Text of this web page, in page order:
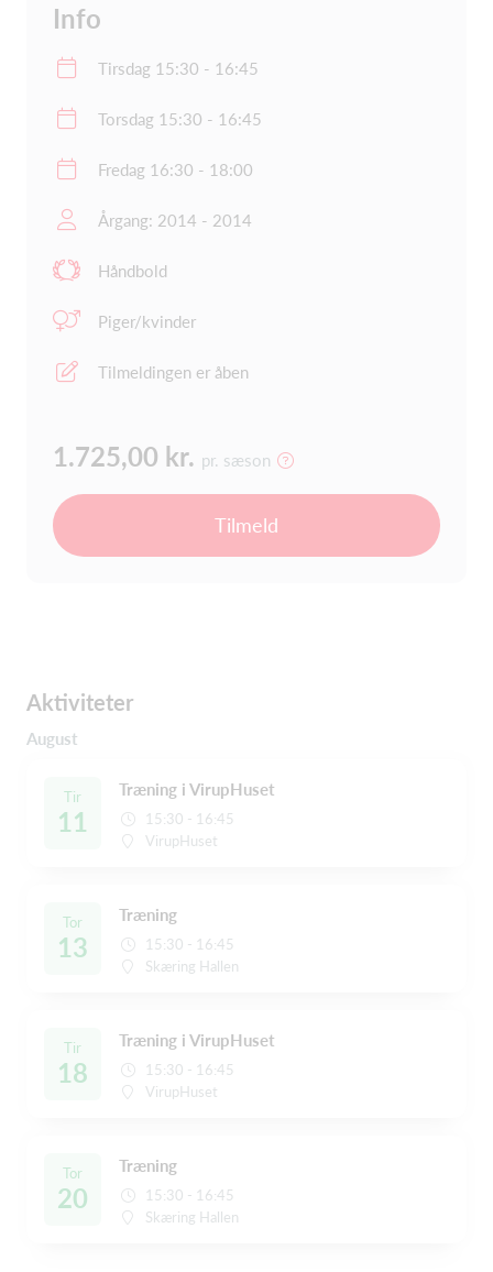
Info
Tirsdag 15:30 - 16:45
Torsdag 15:30 - 16:45
Fredag 16:30 - 18:00
Årgang: 2014 - 2014
Håndbold
Piger/kvinder
Tilmeldingen er åben
1.725,00 kr. pr. sæson
Tilmeld
Aktiviteter
August
Tir
11
Træning i VirupHuset
15:30 - 16:45
VirupHuset
Tor
13
Træning
15:30 - 16:45
Skæring Hallen
Tir
18
Træning i VirupHuset
15:30 - 16:45
VirupHuset
Tor
20
Træning
15:30 - 16:45
Skæring Hallen